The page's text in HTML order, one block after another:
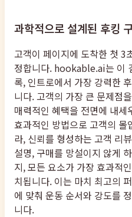
과학적으로 설계된 후킹
고객이 페이지에 도착한 첫 3
정합니다. hookable.ai는 이
록, 인트로에서 가장 강력한
니다. 고객의 가장 큰 문제점
매력적인 혜택을 전면에 내
효과적인 방법으로 고객의 몰
라, 신뢰를 형성하는 고객 리
설명, 구매를 망설이지 않게
지, 모든 요소가 가장 효과적
치됩니다. 이는 마치 최고의
에 맞춰 운동 순서와 강도를
니다.